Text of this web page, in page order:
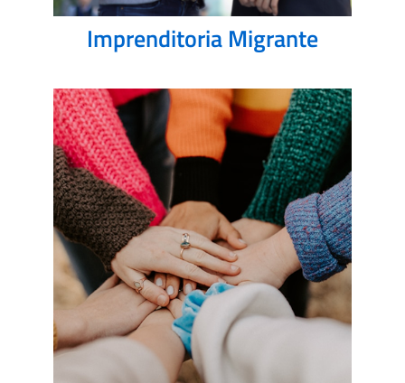
Imprenditoria Migrante